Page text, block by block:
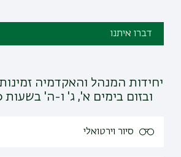
דברו איתנו
יחידות המנהל והאקדמיה
ובזום בימים א', ג' ו-ה' בשעות 12:00-10:00
סיור וירטואלי